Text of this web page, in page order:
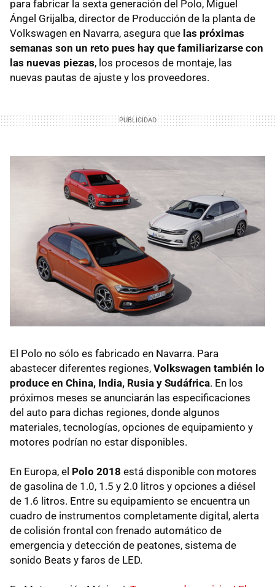
para fabricar la sexta generación del Polo, Miguel
Ángel Grijalba, director de Producción de la planta de
Volkswagen en Navarra, asegura que las próximas
semanas son un reto pues hay que familiarizarse con
las nuevas piezas, los procesos de montaje, las
nuevas pautas de ajuste y los proveedores.
El Polo no sólo es fabricado en Navarra. Para
abastecer diferentes regiones, Volkswagen también lo
produce en China, India, Rusia y Sudáfrica. En los
próximos meses se anunciarán las especificaciones
del auto para dichas regiones, donde algunos
materiales, tecnologías, opciones de equipamiento y
motores podrían no estar disponibles.
En Europa, el Polo 2018 está disponible con motores
de gasolina de 1.0, 1.5 y 2.0 litros y opciones a diésel
de 1.6 litros. Entre su equipamiento se encuentra un
cuadro de instrumentos completamente digital, alerta
de colisión frontal con frenado automático de
emergencia y detección de peatones, sistema de
sonido Beats y faros de LED.